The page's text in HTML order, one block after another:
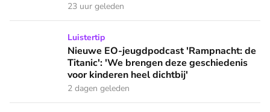
23 uur geleden
Nieuwe EO-jeugdpodcast 'Rampnacht: de Titanic': 'We
Luistertip
Nieuwe EO-jeugdpodcast 'Rampnacht: de
Titanic': 'We brengen deze geschiedenis
voor kinderen heel dichtbij'
2 dagen geleden